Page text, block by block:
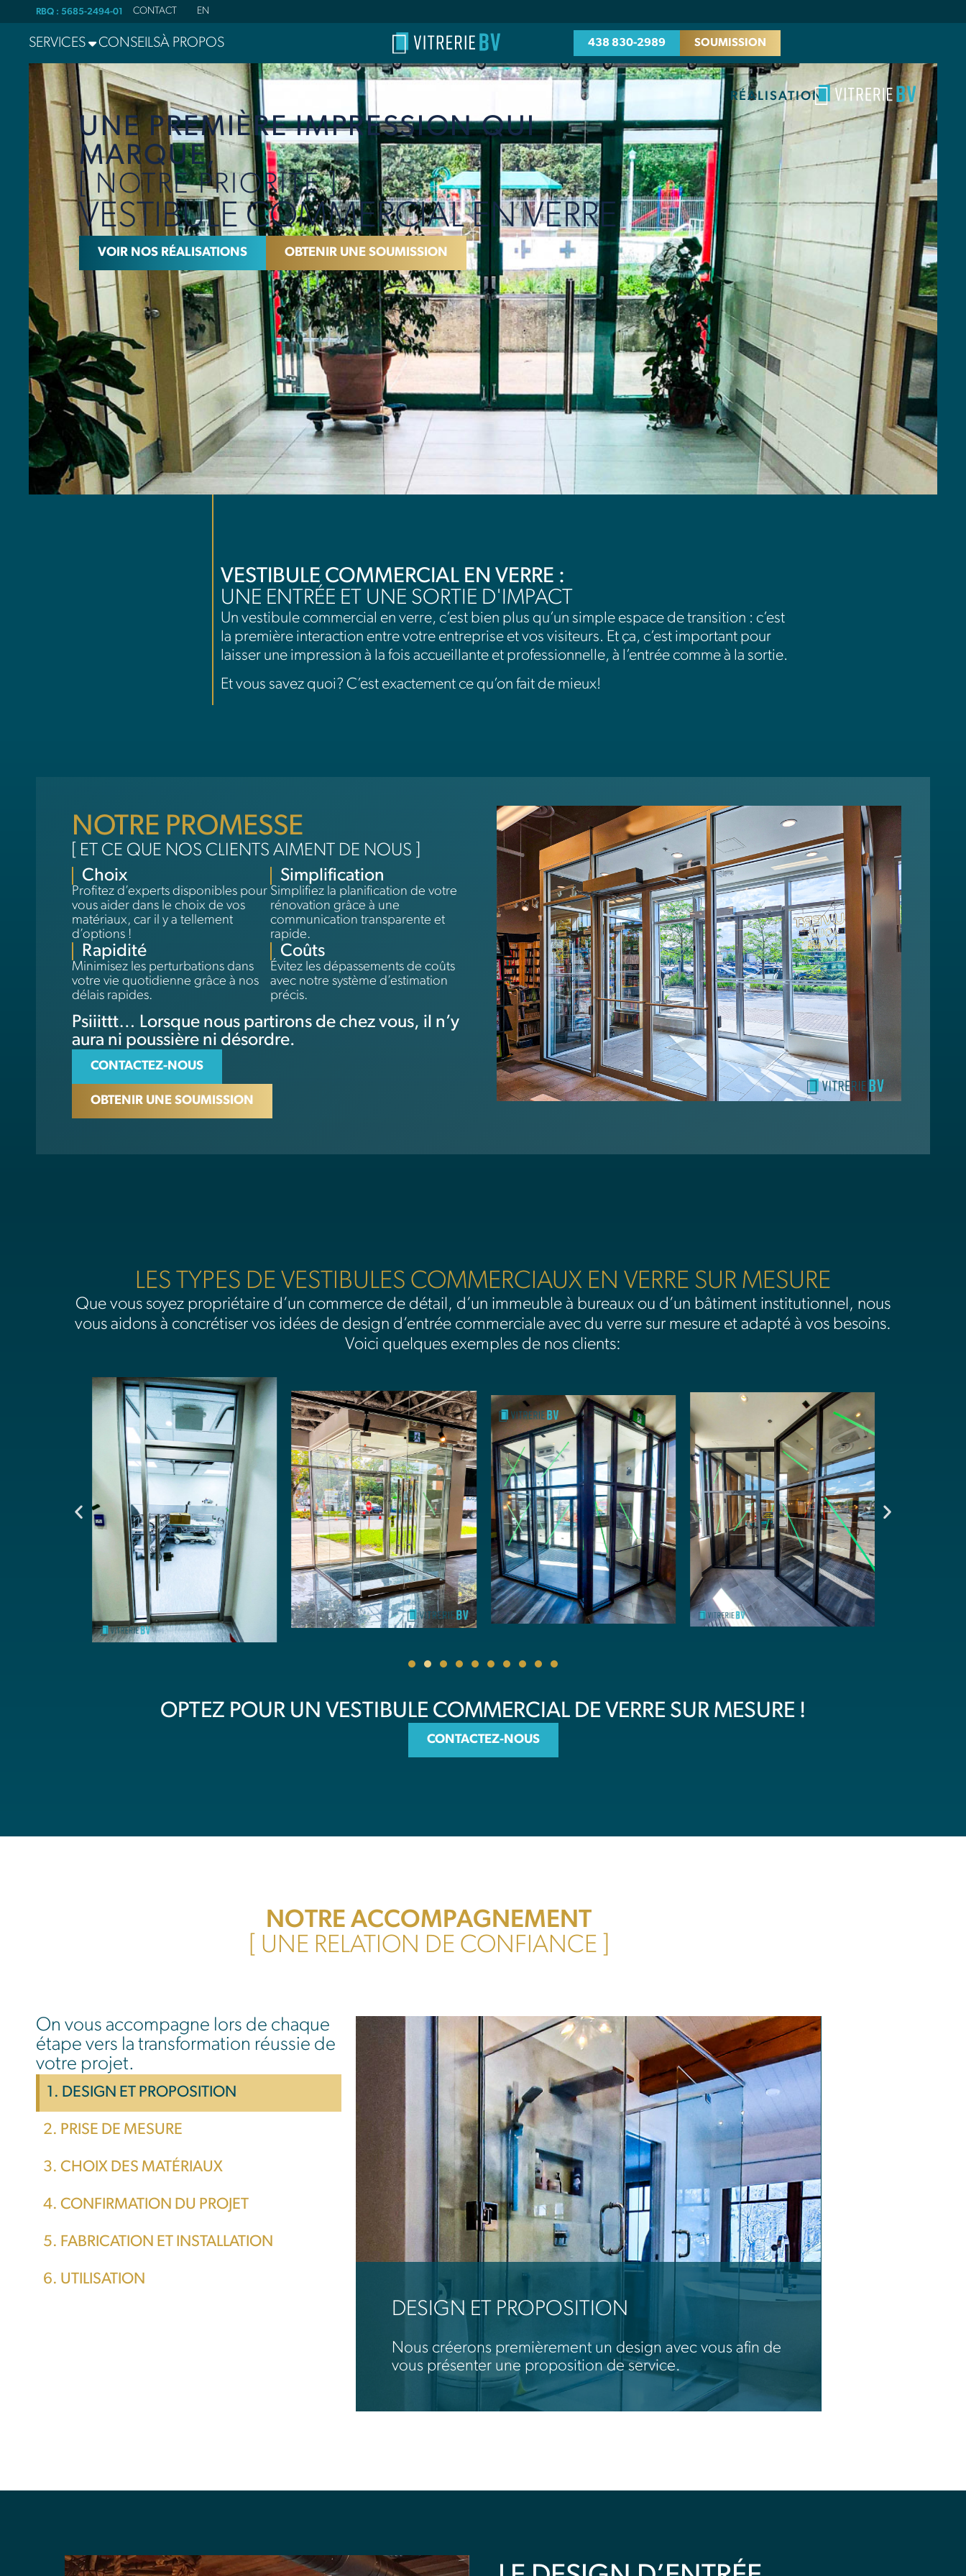
RBQ : 5685-2494-01 CONTACT EN
SERVICES CONSEILSÀ PROPOS 438 830-2989 SOUMISSION
UNE PREMIÈRE IMPRESSION QUI
MARQUE,
[ NOTRE PRIORITÉ ]
VESTIBULE COMMERCIAL EN VERRE
VOIR NOS RÉALISATIONS OBTENIR UNE SOUMISSION
RÉALISATION
VESTIBULE COMMERCIAL EN VERRE :
UNE ENTRÉE ET UNE SORTIE D'IMPACT
Un vestibule commercial en verre, c’est bien plus qu’un simple espace de transition : c’est
la première interaction entre votre entreprise et vos visiteurs. Et ça, c’est important pour
laisser une impression à la fois accueillante et professionnelle, à l’entrée comme à la sortie.
Et vous savez quoi? C’est exactement ce qu’on fait de mieux!
NOTRE PROMESSE
[ ET CE QUE NOS CLIENTS AIMENT DE NOUS ]
Choix
Profitez d’experts disponibles pour
vous aider dans le choix de vos
matériaux, car il y a tellement
d’options !
Simplification
Simplifiez la planification de votre
rénovation grâce à une
communication transparente et
rapide.
Rapidité
Minimisez les perturbations dans
votre vie quotidienne grâce à nos
délais rapides.
Coûts
Évitez les dépassements de coûts
avec notre système d’estimation
précis.
Psiiittt… Lorsque nous partirons de chez vous, il n’y
aura ni poussière ni désordre.
CONTACTEZ-NOUS
OBTENIR UNE SOUMISSION
LES TYPES DE VESTIBULES COMMERCIAUX EN VERRE SUR MESURE
Que vous soyez propriétaire d’un commerce de détail, d’un immeuble à bureaux ou d’un bâtiment institutionnel, nous
vous aidons à concrétiser vos idées de design d’entrée commerciale avec du verre sur mesure et adapté à vos besoins.
Voici quelques exemples de nos clients:
OPTEZ POUR UN VESTIBULE COMMERCIAL DE VERRE SUR MESURE !
CONTACTEZ-NOUS
NOTRE ACCOMPAGNEMENT
[ UNE RELATION DE CONFIANCE ]
On vous accompagne lors de chaque
étape vers la transformation réussie de
votre projet.
1. DESIGN ET PROPOSITION
2. PRISE DE MESURE
3. CHOIX DES MATÉRIAUX
4. CONFIRMATION DU PROJET
5. FABRICATION ET INSTALLATION
6. UTILISATION
DESIGN ET PROPOSITION
Nous créerons premièrement un design avec vous afin de
vous présenter une proposition de service.